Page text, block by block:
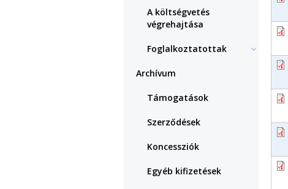
A költségvetés
végrehajtása
Foglalkoztatottak
Archívum
Támogatások
Szerződések
Koncessziók
Egyéb kifizetések